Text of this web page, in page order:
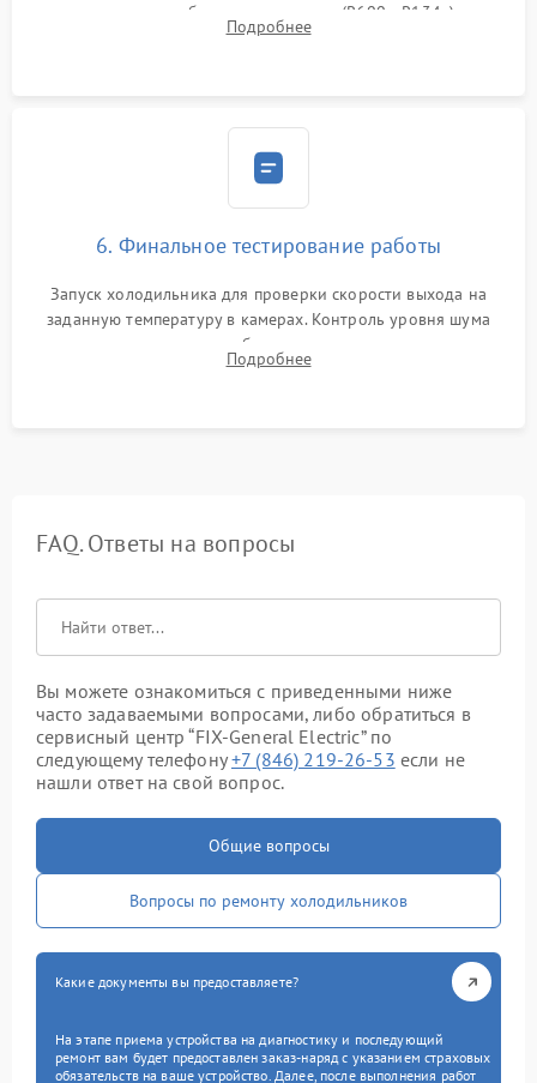
дозированным объемом хладагента (R600a, R134a) по
электронным весам. Контроль рабочего давления в системе.
Подробнее
6. Финальное тестирование работы
Запуск холодильника для проверки скорости выхода на
заданную температуру в камерах. Контроль уровня шума
компрессора, отсутствия обмерзания стенок и корректного
срабатывания системы автоматической оттайки.
Подробнее
FAQ. Ответы на вопросы
Вы можете ознакомиться с приведенными ниже
часто задаваемыми вопросами, либо обратиться в
сервисный центр “FIX-General Electric” по
следующему телефону+7 (846) 219-26-53 если не
нашли ответ на свой вопрос.
Общие вопросы
Вопросы по ремонту холодильников
Какие документы вы предоставляете?
На этапе приема устройства на диагностику и последующий
ремонт вам будет предоставлен заказ-наряд с указанием страховых
обязательств на ваше устройство. Далее, после выполнения работ